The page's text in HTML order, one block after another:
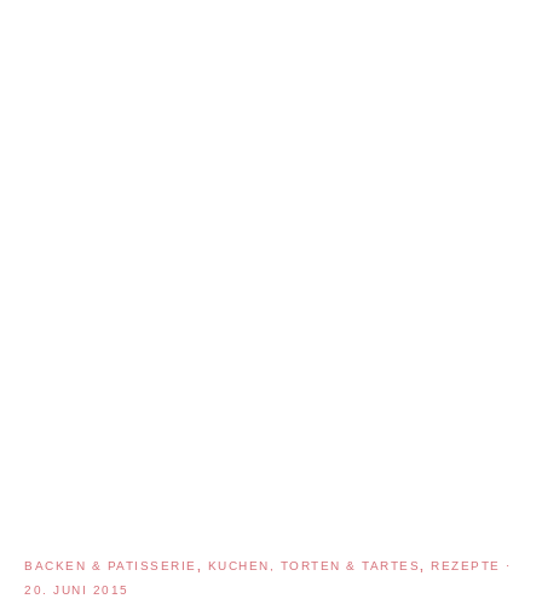
BACKEN & PATISSERIE KUCHEN, TORTEN & TARTES REZEPTE
·
20. JUNI 2015